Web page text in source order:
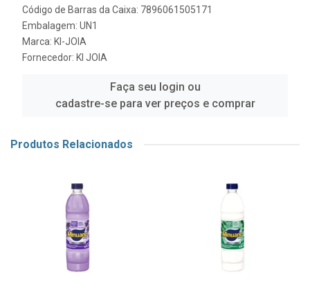
Código de Barras da Caixa: 7896061505171
Embalagem: UN1
Marca: KI-JOIA
Fornecedor: KI JOIA
Faça seu login ou
cadastre-se para ver preços e comprar
Produtos Relacionados